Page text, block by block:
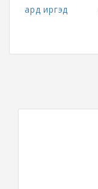
ард иргэд